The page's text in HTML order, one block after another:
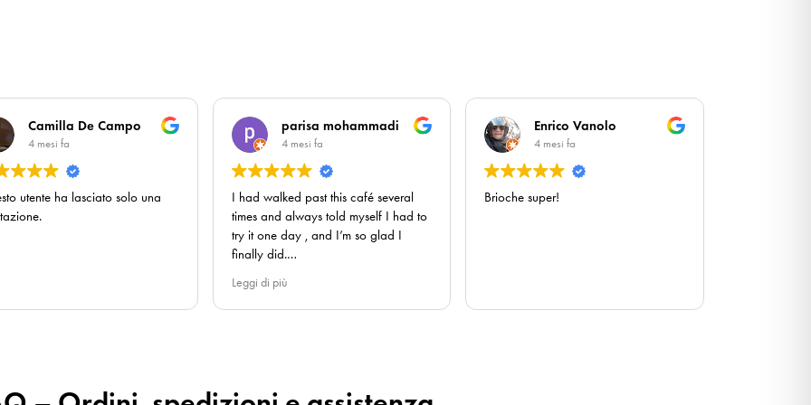
Camilla De Campo
4 mesi fa
utente ha lasciato solo una
parisa mohammadi
4 mesi fa
I had walked past this café several
times and always told myself I had to
try it one day , and I’m so glad I
finally did.
The coffee was absolutely
outstanding, rich, smooth, and
Leggi di più
Enrico Vanolo
4 mesi fa
Brioche super!